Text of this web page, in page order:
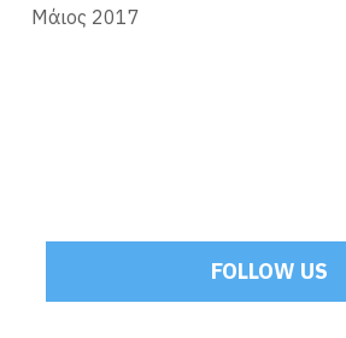
Μάιος 2017
FOLLOW US